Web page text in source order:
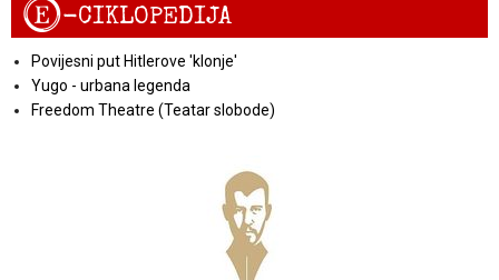
E-CIKLOPEDIJA
Povijesni put Hitlerove 'klonje'
Yugo - urbana legenda
Freedom Theatre (Teatar slobode)